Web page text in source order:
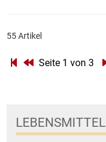
LEBENSMITTEL
55 Artikel
Seite 1 von 3